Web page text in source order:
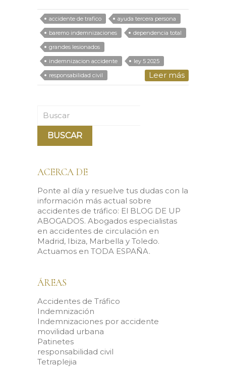
accidente de trafico
ayuda tercera persona
baremo indemnizaciones
dependencia total
grandes lesionados
indemnizacion accidente
ley 5 2025
responsabilidad civil
Leer más
ACERCA DE
Ponte al día y resuelve tus dudas con la
información más actual sobre
accidentes de tráfico: El BLOG DE UP
ABOGADOS. Abogados especialistas
en accidentes de circulación en
Madrid, Ibiza, Marbella y Toledo.
Actuamos en TODA ESPAÑA.
ÁREAS
Accidentes de Tráfico
Indemnización
Indemnizaciones por accidente
movilidad urbana
Patinetes
responsabilidad civil
Tetraplejia